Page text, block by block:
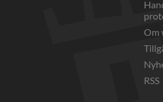
Om
RSS